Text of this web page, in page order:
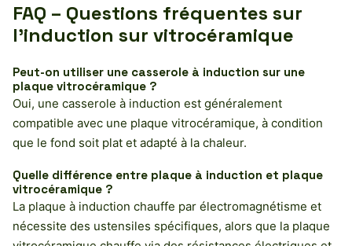
FAQ – Questions fréquentes sur
l’induction sur vitrocéramique
Peut-on utiliser une casserole à induction sur une
plaque vitrocéramique ?
Oui, une casserole à induction est généralement
compatible avec une plaque vitrocéramique, à condition
que le fond soit plat et adapté à la chaleur.
Quelle différence entre plaque à induction et plaque
vitrocéramique ?
La plaque à induction chauffe par électromagnétisme et
nécessite des ustensiles spécifiques, alors que la plaque